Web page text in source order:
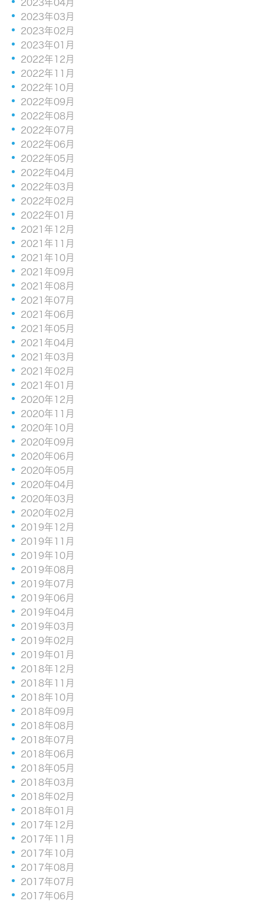
2023年04月
2023年03月
2023年02月
2023年01月
2022年12月
2022年11月
2022年10月
2022年09月
2022年08月
2022年07月
2022年06月
2022年05月
2022年04月
2022年03月
2022年02月
2022年01月
2021年12月
2021年11月
2021年10月
2021年09月
2021年08月
2021年07月
2021年06月
2021年05月
2021年04月
2021年03月
2021年02月
2021年01月
2020年12月
2020年11月
2020年10月
2020年09月
2020年06月
2020年05月
2020年04月
2020年03月
2020年02月
2019年12月
2019年11月
2019年10月
2019年08月
2019年07月
2019年06月
2019年04月
2019年03月
2019年02月
2019年01月
2018年12月
2018年11月
2018年10月
2018年09月
2018年08月
2018年07月
2018年06月
2018年05月
2018年03月
2018年02月
2018年01月
2017年12月
2017年11月
2017年10月
2017年08月
2017年07月
2017年06月